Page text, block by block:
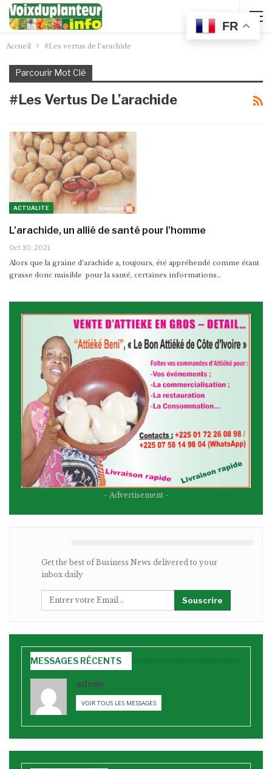
Accueil #Les vertus de l’arachide
Parcourir Mot Clé
#Les Vertus De L’arachide
ACTUALITE
L’arachide, un allié de santé pour l’homme
Oct 30, 2021
Alors que la graine d’arachide a, toujours, été appréhendé comme étant
grasse donc nuisible pour la santé, certaines informations…
- Advertisement -
Get the best of Business News delivered to your
inbox daily
Souscrire
MESSAGES RÉCENTS
admin
VOIR TOUS LES MESSAGES
FR